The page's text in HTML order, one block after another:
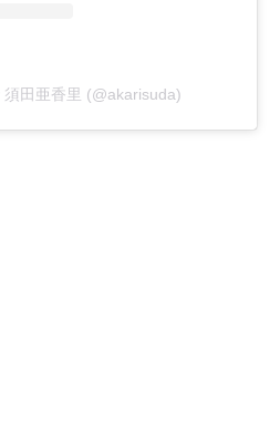
田亜香里 (@akarisuda)